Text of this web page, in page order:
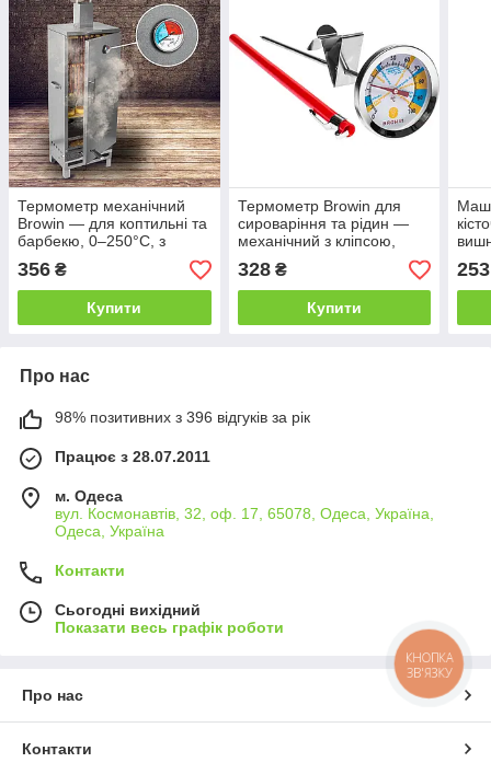
Термометр механічний
Browin — для коптильні та
барбекю, 0–250°C, з
різьбленням, зонд 6 см
356 ₴
Купити
Термометр Browin для
сироваріння та рідин —
механічний з кліпсою,
Ø5,4 см, 0–100 °C
(102501)
328₴
Купити
253
Про нас
98% позитивних з 396 відгуків за рік
Працює з 28.07.2011
м. Одеса
вул. Космонавтів, 32, оф. 17, 65078, Одеса, Україна,
Одеса, Україна
Контакти
Сьогодні вихідний
Показати весь графік роботи
Про нас
Контакти
КНОПКА
ЗВ'ЯЗКУ